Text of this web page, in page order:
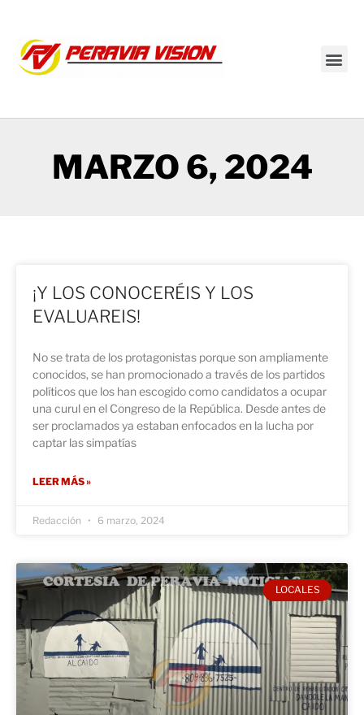
MARZO 6, 2024
¡Y LOS CONOCERÉIS Y LOS
EVALUAREIS!
No se trata de los protagonistas porque son ampliamente
conocidos, se han promocionado a través de los partidos
políticos que los han escogido como candidatos a ocupar
una curul en el Congreso de la República. Desde antes de
ser proclamados ya estaban enfocados en la lucha por
captar las simpatías
LEER MÁS »
Redacción 6 marzo, 2024
LOCALES